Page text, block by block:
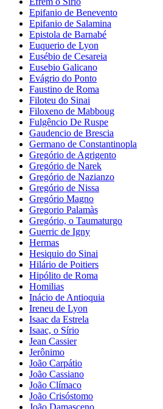
Epifanio de Benevento
Epifanio de Salamina
Epistola de Barnabé
Euquerio de Lyon
Eusébio de Cesareia
Eusebio Galicano
Evágrio do Ponto
Faustino de Roma
Filoteu do Sinai
Filoxeno de Mabboug
Fulgêncio De Ruspe
Gaudencio de Brescia
Germano de Constantinopla
Gregório de Agrigento
Gregório de Narek
Gregório de Nazianzo
Gregório de Nissa
Gregório Magno
Gregorio Palamàs
Gregório, o Taumaturgo
Guerric de Igny
Hermas
Hesiquio do Sinai
Hilário de Poitiers
Hipólito de Roma
Homilias
Inácio de Antioquia
Ireneu de Lyon
Isaac da Estrela
Isaac, o Sírio
Jean Cassier
Jerônimo
João Carpátio
João Cassiano
João Clímaco
João Crisóstomo
João Damasceno